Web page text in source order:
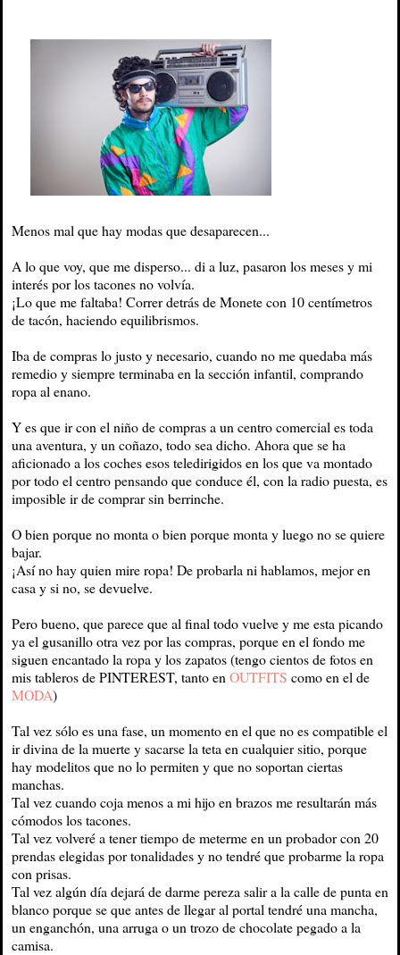
Menos mal que hay modas que desaparecen...
A lo que voy, que me disperso... di a luz, pasaron los meses y mi
interés por los tacones no volvía.
¡Lo que me faltaba! Correr detrás de Monete con 10 centímetros
de tacón, haciendo equilibrismos.
Iba de compras lo justo y necesario, cuando no me quedaba más
remedio y siempre terminaba en la sección infantil, comprando
ropa al enano.
Y es que ir con el niño de compras a un centro comercial es toda
una aventura, y un coñazo, todo sea dicho. Ahora que se ha
aficionado a los coches esos teledirigidos en los que va montado
por todo el centro pensando que conduce él, con la radio puesta, es
imposible ir de comprar sin berrinche.
O bien porque no monta o bien porque monta y luego no se quiere
bajar.
¡Así no hay quien mire ropa! De probarla ni hablamos, mejor en
casa y si no, se devuelve.
Pero bueno, que parece que al final todo vuelve y me esta picando
ya el gusanillo otra vez por las compras, porque en el fondo me
siguen encantado la ropa y los zapatos (tengo cientos de fotos en
mis tableros de PINTEREST, tanto en OUTFITS como en el de
MODA)
Tal vez sólo es una fase, un momento en el que no es compatible el
ir divina de la muerte y sacarse la teta en cualquier sitio, porque
hay modelitos que no lo permiten y que no soportan ciertas
manchas.
Tal vez cuando coja menos a mi hijo en brazos me resultarán más
cómodos los tacones.
Tal vez volveré a tener tiempo de meterme en un probador con 20
prendas elegidas por tonalidades y no tendré que probarme la ropa
con prisas.
Tal vez algún día dejará de darme pereza salir a la calle de punta en
blanco porque se que antes de llegar al portal tendré una mancha,
un enganchón, una arruga o un trozo de chocolate pegado a la
camisa.